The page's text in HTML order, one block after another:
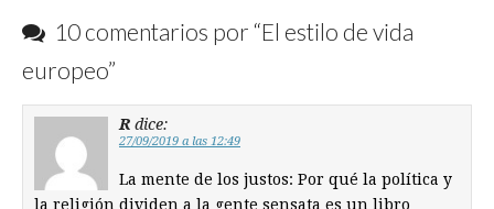
10 comentarios por “El estilo de vida
europeo”
R dice:
27/09/2019 a las 12:49
La mente de los justos: Por qué la política y
la religión dividen a la gente sensata es un libro